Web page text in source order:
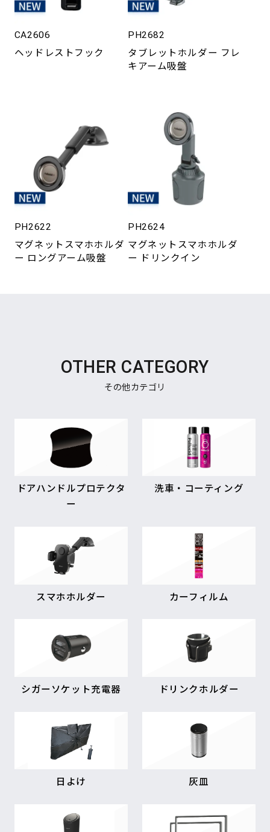
CA2606
ヘッドレストフック
PH2682
タブレットホルダー フレ
キアーム吸盤
PH2622
マグネットスマホホルダ
ー ロングアーム吸盤
PH2624
マグネットスマホホルダ
ー ドリンクイン
OTHER CATEGORY
その他カテゴリ
ドアハンドルプロテクタ
ー
洗車・コーティング
スマホホルダー カーフィルム
シガーソケット充電器 ドリンクホルダー
日よけ 灰皿